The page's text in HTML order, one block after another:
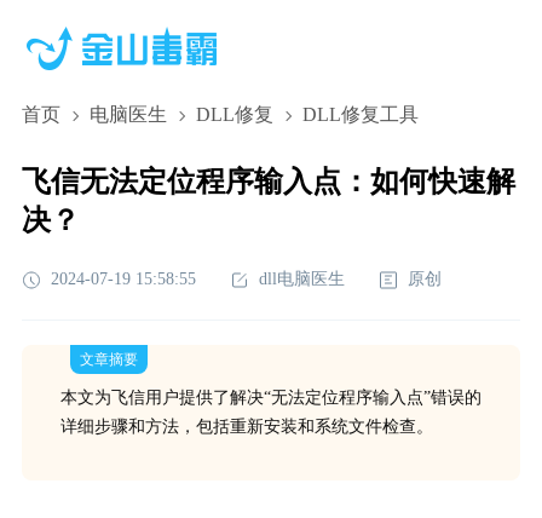
首页 电脑医生 DLL修复 DLL修复工具
飞信无法定位程序输入点：如何快速解
决？
2024-07-19 15:58:55 dll电脑医生 原创
文章摘要
本文为飞信用户提供了解决“无法定位程序输入点”错误的
详细步骤和方法，包括重新安装和系统文件检查。